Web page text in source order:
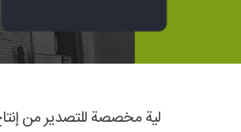
لية مخصصة للتصدير من